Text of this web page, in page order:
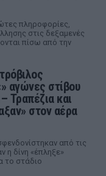
πληροφορίες,
στις δεξαμενές
πίσω από την
αγώνες στίβου
Τραπέζια και
στον αέρα
από τις
η δίνη «έπληξε»
το στάδιο